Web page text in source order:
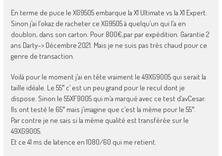
En terme de puce le XG9505 embarque la X1 Ultimate vs la X1 Expert.
Sinon j’ai l’okaz de racheter ce XG9505 à quelqu’un qui l’a en
doublon, dans son carton. Pour 800€,par par expédition. Garantie 2
ans Darty–> Décembre 2021. Mais je ne suis pas très chaud pour ce
genre de transaction.
Voilà pour le moment j’ai en tête vraiment le 49XG9005 qui serait la
taille idéale. Le 55″ c’ est un peu grand pour le recul dont je
dispose. Sinon le 55XF9005 qui m’a marqué avec ce test d’avCesar.
Ils ont testé le 65″ mais j’imagine que c’est la même pour le 55″.
Par contre je ne sais si la même qualité est transférée sur le
49XG9005.
Et ce 41 ms de latence en 1080/60 qui me retient.